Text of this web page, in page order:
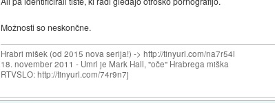
Možnosti so neskončne.
Hrabri mišek (od 2015 nova serija!) -> http://tinyurl.com/na7r54l
18. november 2011 - Umrl je Mark Hall, "oče" Hrabrega miška
RTVSLO: http://tinyurl.com/74r9n7j